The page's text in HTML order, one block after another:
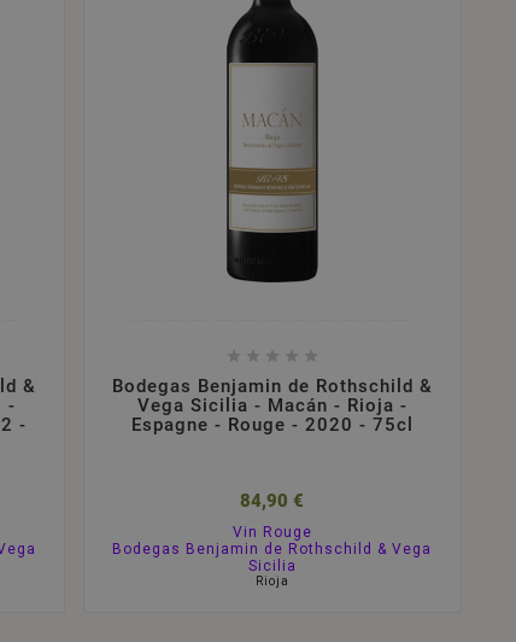
&
-
-
    
Bodegas Benjamin de Rothschild &
Vega Sicilia - Macán - Rioja -
Espagne - Rouge - 2020 - 75cl
84,90 €
Vin Rouge
Bodegas Benjamin de Rothschild & Vega
Sicilia
Rioja